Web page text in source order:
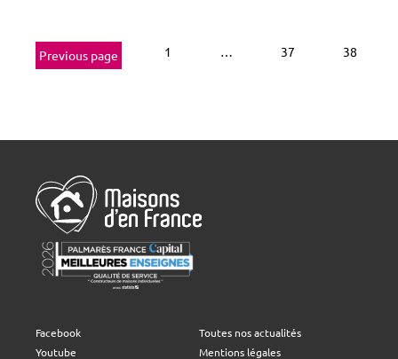
Previous page 1 … 37 38
Facebook
Youtube
Toutes nos actualités
Mentions légales